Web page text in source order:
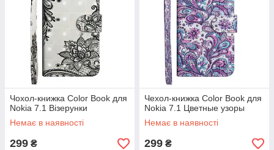
Чохол-книжка Color Book для
Nokia 7.1 Візерунки
Немає в наявності
299 ₴
Чехол-книжка Color Book для
Nokia 7.1 Цветные узоры
Немає в наявності
299 ₴